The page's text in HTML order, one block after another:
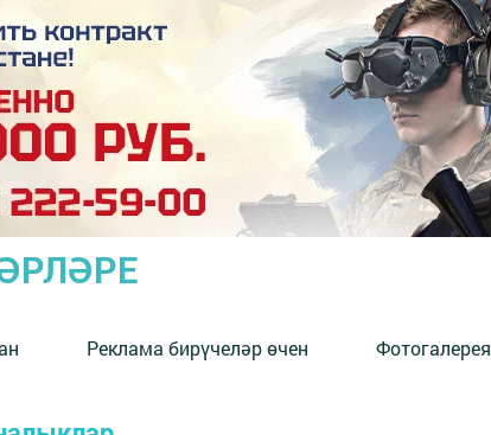
Реклама бирүчеләр өчен Фотогалерея